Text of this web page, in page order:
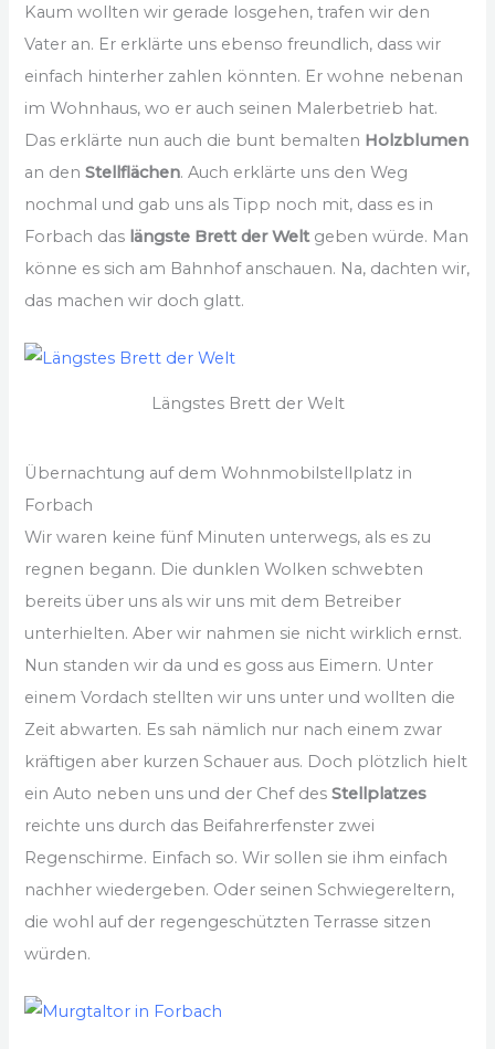
Kaum wollten wir gerade losgehen, trafen wir den
Vater an. Er erklärte uns ebenso freundlich, dass wir
einfach hinterher zahlen könnten. Er wohne nebenan
im Wohnhaus, wo er auch seinen Malerbetrieb hat.
Das erklärte nun auch die bunt bemalten Holzblumen
an denStellflächen. Auch erklärte uns den Weg
nochmal und gab uns als Tipp noch mit, dass es in
Forbach das längste Brett der Weltgeben würde. Man
könne es sich am Bahnhof anschauen. Na, dachten wir,
das machen wir doch glatt.
Längstes Brett der Welt
Übernachtung auf dem Wohnmobilstellplatz in
Forbach
Wir waren keine fünf Minuten unterwegs, als es zu
regnen begann. Die dunklen Wolken schwebten
bereits über uns als wir uns mit dem Betreiber
unterhielten. Aber wir nahmen sie nicht wirklich ernst.
Nun standen wir da und es goss aus Eimern. Unter
einem Vordach stellten wir uns unter und wollten die
Zeit abwarten. Es sah nämlich nur nach einem zwar
kräftigen aber kurzen Schauer aus. Doch plötzlich hielt
ein Auto neben uns und der Chef desStellplatzes
reichte uns durch das Beifahrerfenster zwei
Regenschirme. Einfach so. Wir sollen sie ihm einfach
nachher wiedergeben. Oder seinen Schwiegereltern,
die wohl auf der regengeschützten Terrasse sitzen
würden.